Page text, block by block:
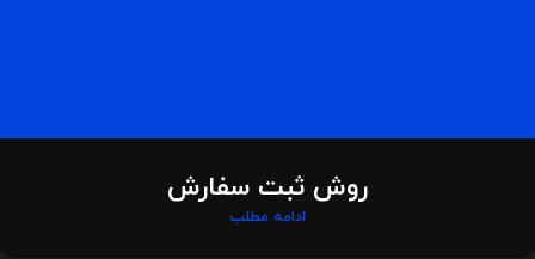
روش ثبت سفارش
ادامه مطلب